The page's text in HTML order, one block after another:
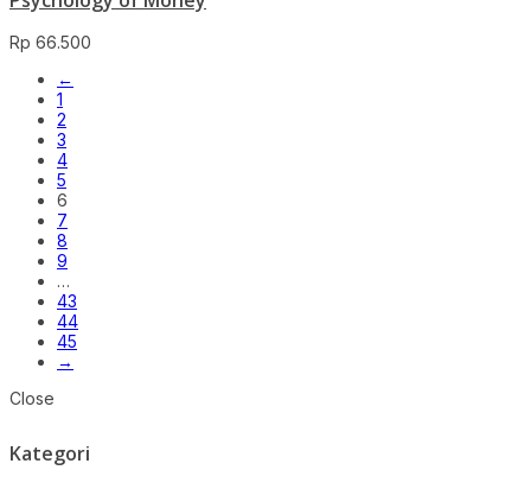
Rp 66.500
←
1
2
3
4
5
6
7
8
9
…
43
44
45
→
Close
Kategori